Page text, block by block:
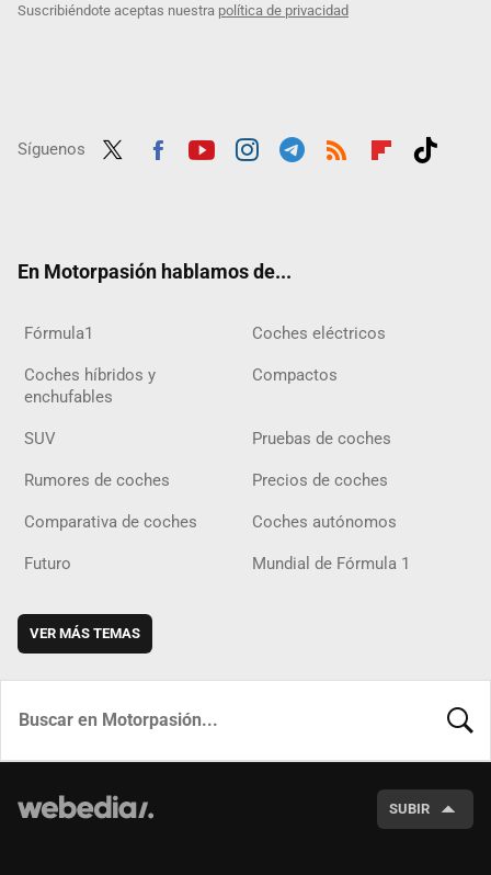
Suscribiéndote aceptas nuestra política de privacidad
Síguenos
En Motorpasión hablamos de...
Fórmula1 Coches eléctricos
Coches híbridos y
enchufables
Compactos
SUV Pruebas de coches
Rumores de coches Precios de coches
Comparativa de coches Coches autónomos
Futuro Mundial de Fórmula 1
VER MÁS TEMAS
SUBIR